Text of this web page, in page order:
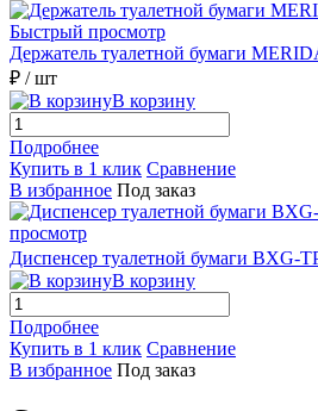
Быстрый просмотр
Держатель туалетной бумаги
₽ / шт
В корзину
Подробнее
Купить в 1 клик Сравнение
В избранное Под заказ
просмотр
Диспенсер туалетной бумаги BXG-
В корзину
Подробнее
Купить в 1 клик Сравнение
В избранное Под заказ